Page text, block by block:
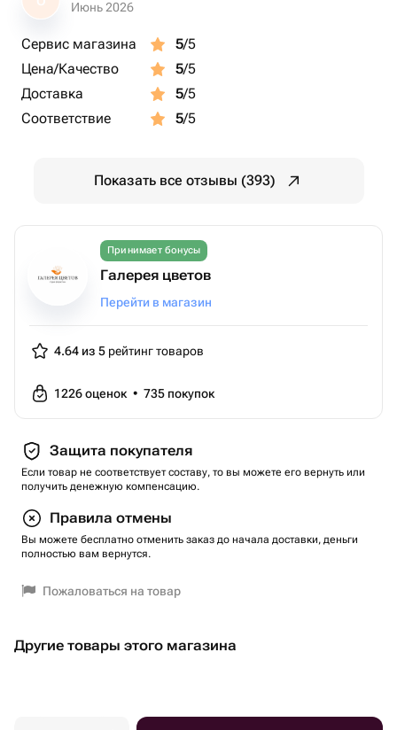
Июнь 2026
Сервис магазина 5/5
Цена/Качество
5/5
Доставка
5/5
Соответствие
5/5
Показать все отзывы (393)
Принимает бонусы
Галерея цветов
Перейти в магазин
4.64 из 5 рейтинг товаров
1226оценок • 735 покупок
Защита покупателя
Если товар не соответствует составу, то вы можете его вернуть или
получить денежную компенсацию.
Правила отмены
Вы можете бесплатно отменить заказ до начала доставки, деньги
полностью вам вернутся.
Пожаловаться на товар
Другие товары этого магазина